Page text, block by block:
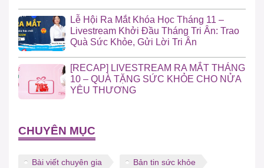
Lễ Hội Ra Mắt Khóa Học Tháng 11 –
Livestream Khởi Đầu Tháng Tri Ân: Trao
Quà Sức Khỏe, Gửi Lời Tri Ân
[RECAP] LIVESTREAM RA MẮT THÁNG
10 – QUÀ TẶNG SỨC KHỎE CHO NỬA
YÊU THƯƠNG
CHUYÊN MỤC
Bài viết chuyên gia Bản tin sức khỏe